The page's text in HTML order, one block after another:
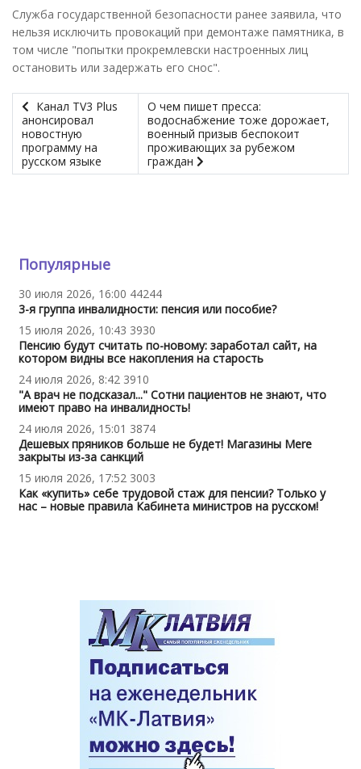
Служба государственной безопасности ранее заявила, что
нельзя исключить провокаций при демонтаже памятника, в
том числе "попытки прокремлевски настроенных лиц
остановить или задержать его снос".
Канал TV3 Plus
анонсировал
новостную
программу на
русском языке
О чем пишет пресса:
водоснабжение тоже дорожает,
военный призыв беспокоит
проживающих за рубежом
граждан
Популярные
30 июля 2026, 16:00 44244
3-я группа инвалидности: пенсия или пособие?
15 июля 2026, 10:43 3930
Пенсию будут считать по-новому: заработал сайт, на
котором видны все накопления на старость
24 июля 2026, 8:42 3910
"А врач не подсказал..." Сотни пациентов не знают, что
имеют право на инвалидность!
24 июля 2026, 15:01 3874
Дешевых пряников больше не будет! Магазины Mere
закрыты из-за санкций
15 июля 2026, 17:52 3003
Как «купить» себе трудовой стаж для пенсии? Только у
нас – новые правила Кабинета министров на русском!